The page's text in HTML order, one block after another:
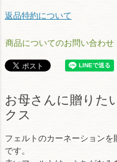
返品特約について
商品についてのお問い合わせ
お母さんに贈りた
クス
フェルトのカーネーション
です。